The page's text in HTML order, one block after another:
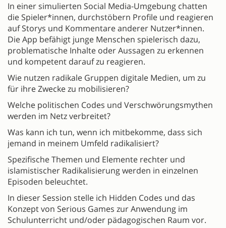
In einer simulierten Social Media-Umgebung chatten
die Spieler*innen, durchstöbern Profile und reagieren
auf Storys und Kommentare anderer Nutzer*innen.
Die App befähigt junge Menschen spielerisch dazu,
problematische Inhalte oder Aussagen zu erkennen
und kompetent darauf zu reagieren.
Wie nutzen radikale Gruppen digitale Medien, um zu
für ihre Zwecke zu mobilisieren?
Welche politischen Codes und Verschwörungsmythen
werden im Netz verbreitet?
Was kann ich tun, wenn ich mitbekomme, dass sich
jemand in meinem Umfeld radikalisiert?
Spezifische Themen und Elemente rechter und
islamistischer Radikalisierung werden in einzelnen
Episoden beleuchtet.
In dieser Session stelle ich Hidden Codes und das
Konzept von Serious Games zur Anwendung im
Schulunterricht und/oder pädagogischen Raum vor.